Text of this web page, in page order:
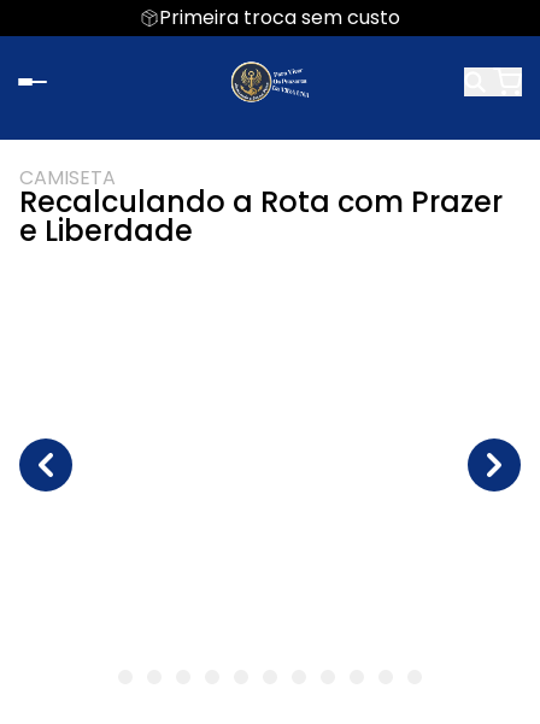
Primeira troca sem custo
CAMISETA
Recalculando a Rota com Prazer
e Liberdade